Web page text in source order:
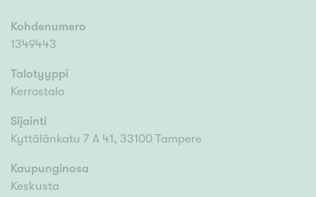
Kohdenumero
1349443
Talotyyppi
Kerrostalo
Sijainti
Kyttälänkatu 7 A 41, 33100 Tampere
Kaupunginosa
Keskusta